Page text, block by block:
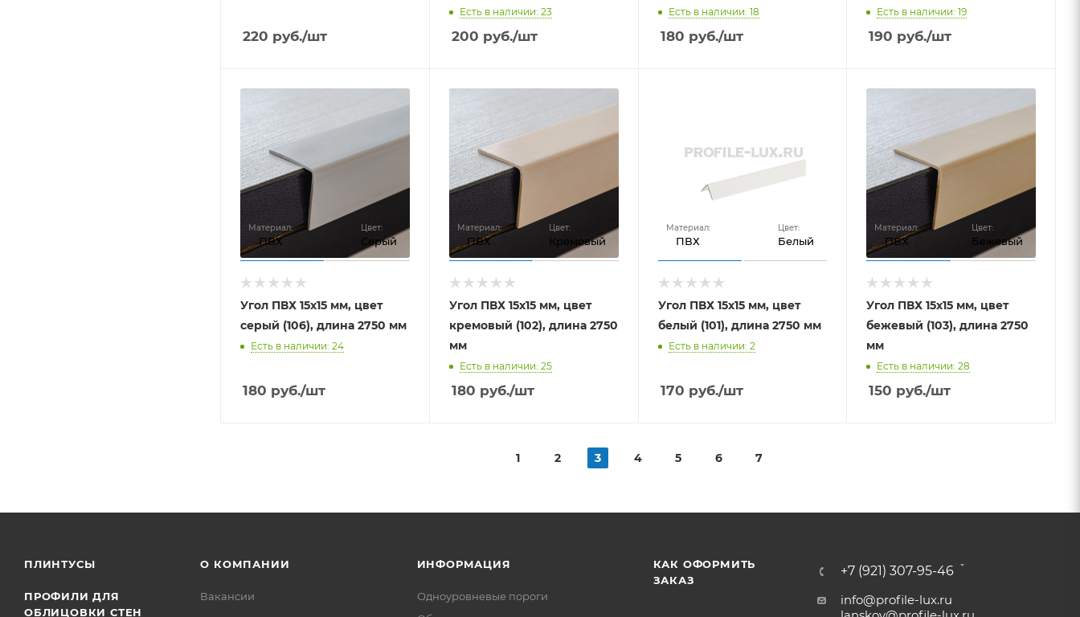
220 руб./шт
Есть в наличии: 23
200 руб./шт
Есть в наличии: 18
180 руб./шт
Есть в наличии: 19
190 руб./шт
Цвет:
Серый
Материал:
ПВХ
Угол ПВХ 15х15 мм, цвет
серый (106), длина 2750 мм
Есть в наличии: 24
180 руб./шт
Цвет:
Кремовый
Материал:
ПВХ
Угол ПВХ 15х15 мм, цвет
кремовый (102), длина 2750
мм
Есть в наличии: 25
180 руб./шт
Цвет:
Белый
Материал:
ПВХ
Угол ПВХ 15х15 мм, цвет
белый (101), длина 2750 мм
Есть в наличии: 2
170 руб./шт
Цвет:
Бежевый
Материал:
ПВХ
Угол ПВХ 15х15 мм, цвет
бежевый (103), длина 2750
мм
Есть в наличии: 28
150 руб./шт
1 2 3 4 5 6 7
ПЛИНТУСЫ
ПРОФИЛИ ДЛЯ
ОБЛИЦОВКИ СТЕН
О КОМПАНИИ
Вакансии
ИНФОРМАЦИЯ
Одноуровневые пороги
КАК ОФОРМИТЬ
ЗАКАЗ
+7 (921) 307-95-46
info@profile-lux.ru